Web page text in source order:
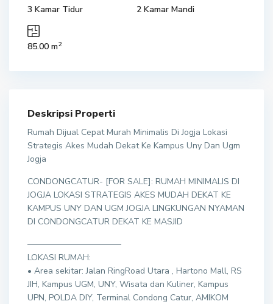
3 Kamar Tidur 2 Kamar Mandi
85.00 m2
Deskripsi Properti
Rumah Dijual Cepat Murah Minimalis Di Jogja Lokasi
Strategis Akes Mudah Dekat Ke Kampus Uny Dan Ugm
Jogja
CONDONGCATUR- [FOR SALE]: RUMAH MINIMALIS DI
JOGJA LOKASI STRATEGIS AKES MUDAH DEKAT KE
KAMPUS UNY DAN UGM JOGJA LINGKUNGAN NYAMAN
DI CONDONGCATUR DEKAT KE MASJID
———————————
LOKASI RUMAH:
• Area sekitar: Jalan RingRoad Utara , Hartono Mall, RS
JIH, Kampus UGM, UNY, Wisata dan Kuliner, Kampus
UPN, POLDA DIY, Terminal Condong Catur, AMIKOM